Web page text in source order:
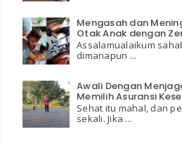
Mengasah dan
Otak Anak dengan
Assalamualaikum
dimanapun ...
Awali Dengan
Memilih Asuransi
Sehat itu mahal, dan
sekali. Jika ...